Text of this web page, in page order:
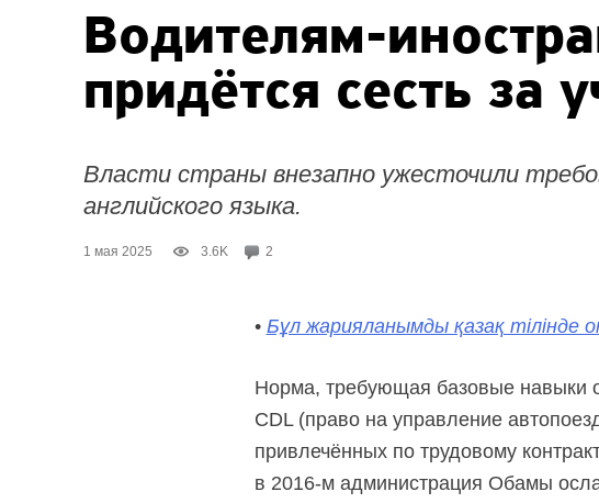
Водителям-
придётся сесть за
Власти страны внезапно ужесточили
английского языка.
1 мая 2025 3.6K 2
• Бұл жарияланымды қазақ тілінде
Норма, требующая базовые навыки
CDL (право на управление
привлечённых по трудовому
в 2016-мадминистрация Обамы